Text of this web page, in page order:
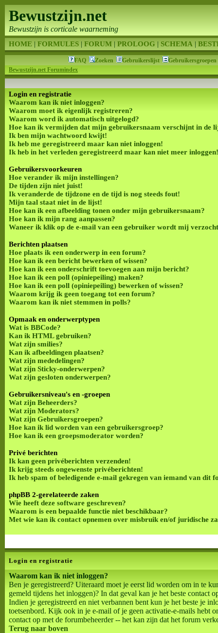
FAQ Zoeken Gebruikerslijst
Gebruikersgroepen
Bewustzijn.net Forumindex
Login en registratie
Waarom kan ik niet inloggen?
Waarom moet ik eigenlijk registreren?
Waarom word ik automatisch uitgelogd?
Hoe kan ik vermijden dat mijn gebruikersnaam verschijnt in de
Ik ben mijn wachtwoord kwijt!
Ik heb me geregistreerd maar kan niet inloggen!
Ik heb in het verleden geregistreerd maar kan niet meer inloggen!
Gebruikersvoorkeuren
Hoe verander ik mijn instellingen?
De tijden zijn niet juist!
Ik veranderde de tijdzone en de tijd is nog steeds fout!
Mijn taal staat niet in de lijst!
Hoe kan ik een afbeelding tonen onder mijn gebruikersnaam?
Hoe kan ik mijn rang aanpassen?
Waneer ik klik op de e-mail van een gebruiker wordt mij
Berichten plaatsen
Hoe plaats ik een onderwerp in een forum?
Hoe kan ik een bericht bewerken of wissen?
Hoe kan ik een onderschrift toevoegen aan mijn bericht?
Hoe kan ik een poll (opiniepeiling) maken?
Hoe kan ik een poll (opiniepeiling) bewerken of wissen?
Waarom krijg ik geen toegang tot een forum?
Waarom kan ik niet stemmen in polls?
Opmaak en onderwerptypen
Wat is BBCode?
Kan ik HTML gebruiken?
Wat zijn smilies?
Kan ik afbeeldingen plaatsen?
Wat zijn mededelingen?
Wat zijn Sticky-onderwerpen?
Wat zijn gesloten onderwerpen?
Gebruikersniveau's en -groepen
Wat zijn Beheerders?
Wat zijn Moderators?
Wat zijn Gebruikersgroepen?
Hoe kan ik lid worden van een gebruikersgroep?
Hoe kan ik een groepsmoderator worden?
Privé berichten
Ik kan geen privéberichten verzenden!
Ik krijg steeds ongewenste privéberichten!
Ik heb spam of beledigende e-mail gekregen van iemand van dit
phpBB 2-gerelateerde zaken
Wie heeft deze software geschreven?
Waarom is een bepaalde functie niet beschikbaar?
Met wie kan ik contact opnemen over misbruik en/of juridische
Login en registratie
Waarom kan ik niet inloggen?
Ben je geregistreerd? Uiteraard moet je eerst lid worden om in te
gemeld tijdens het inloggen)? In dat geval kan je het beste contact
Indien je geregistreerd en niet verbannen bent kun je het beste je
toetsenbord. Kijk ook in je e-mail of je geen activatie-e-mails hebt
contact op met de forumbeheerder -- het kan zijn dat het forum
Terug naar boven
Bewustzijn.net
Bewustzijn is corticale waarneming
HOME | FORMULES | FORUM | PROLOOG | SCHEMA |